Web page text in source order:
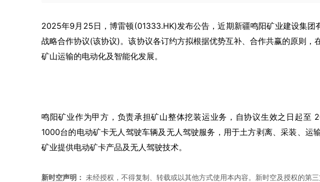
2025年9月 25日，博雷顿(01333.HK)发布公告，近期新疆鸣阳矿业建设集团
战略合作协议(该协议)。该协议各订约方拟根据优势互补、合作共赢的原则，
矿山运输的电动化及智能化发展。
鸣阳矿业作为甲方，负责承担矿山整体挖装运业务，自协议生效之日起至
1000台的电动矿卡无人驾驶车辆及无人驾驶服务，用于土方剥离、采装、运
矿业提供电动矿卡产品及无人驾驶技术。
新时空声明： 未经授权，不得复制、转载或以其他方式使用本内容。新时空及授权的第